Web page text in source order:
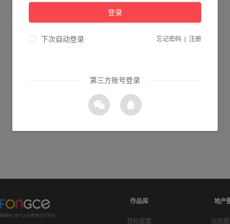
作品库
竞标提案
地产
动态
登录
下次自动登录 忘记密码 注册
第三方账号登录